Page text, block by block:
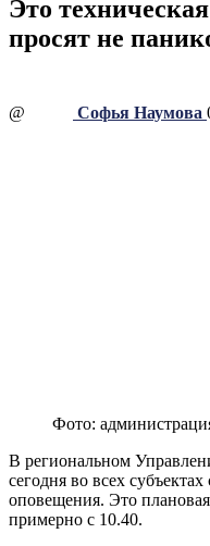
Это
просят не
@ Софья Наумова
Фото:
В региональном
сегодня во всех
оповещения. Это
примерно с 10.40.